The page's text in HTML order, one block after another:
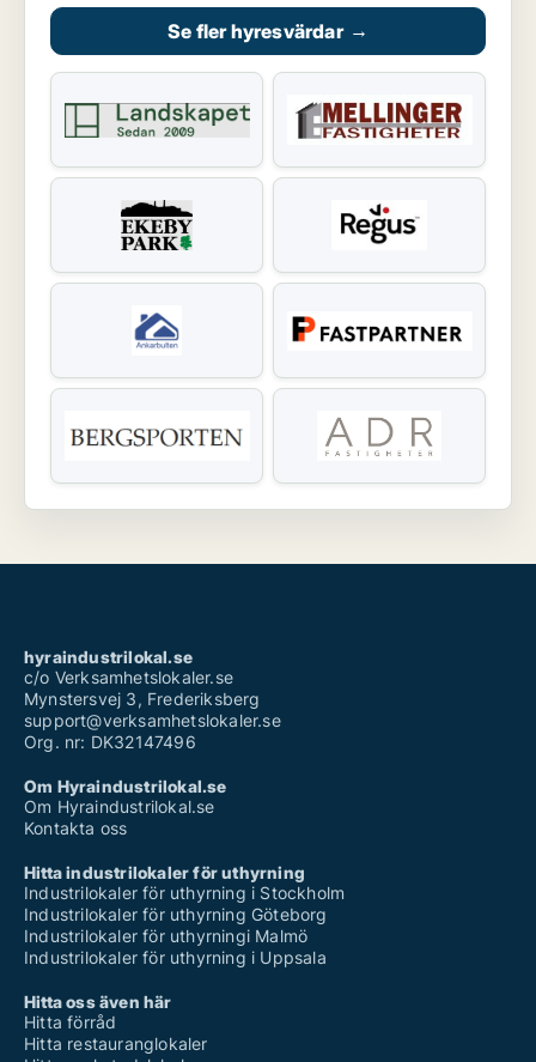
Se fler hyresvärdar →
hyraindustrilokal.se
c/o Verksamhetslokaler.se
Mynstersvej 3, Frederiksberg
support@verksamhetslokaler.se
Org. nr: DK32147496
Om Hyraindustrilokal.se
Om Hyraindustrilokal.se
Kontakta oss
Hitta industrilokaler för uthyrning
Industrilokaler för uthyrning i Stockholm
Industrilokaler för uthyrning Göteborg
Industrilokaler för uthyrningi Malmö
Industrilokaler för uthyrning i Uppsala
Hitta oss även här
Hitta förråd
Hitta restauranglokaler